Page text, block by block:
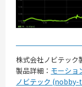
株式会社ノビテック
製品詳細： モーショ
ノビテック